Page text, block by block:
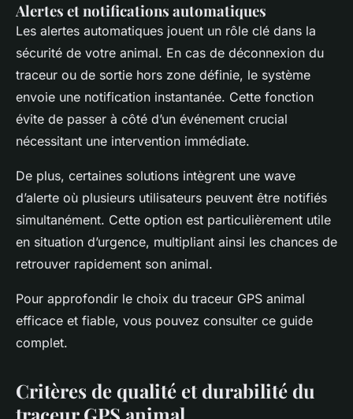
Alertes et notifications automatiques
Les alertes automatiques jouent un rôle clé dans la
sécurité de votre animal. En cas de déconnexion du
traceur ou de sortie hors zone définie, le système
envoie une notification instantanée. Cette fonction
évite de passer à côté d’un événement crucial
nécessitant une intervention immédiate.
De plus, certaines solutions intègrent une wave
d’alerte où plusieurs utilisateurs peuvent être notifiés
simultanément. Cette option est particulièrement utile
en situation d’urgence, multipliant ainsi les chances de
retrouver rapidement son animal.
Pour approfondir le choix du traceur GPS animal
efficace et fiable, vous pouvez consulter ce guide
complet.
Critères de qualité et durabilité du